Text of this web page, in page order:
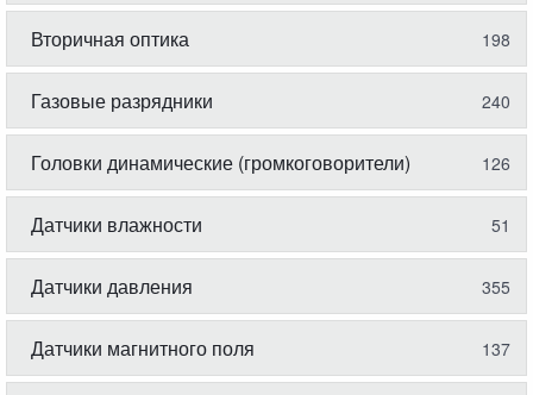
Вторичная оптика 198
Газовые разрядники 240
Головки динамические (громкоговорители) 126
Датчики влажности 51
Датчики давления 355
Датчики магнитного поля 137